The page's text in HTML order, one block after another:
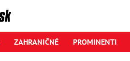
ZAHRANIČNÉ PROMINENTI